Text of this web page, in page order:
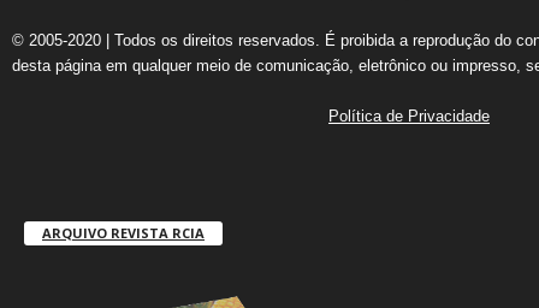
© 2005-2020 | Todos os direitos reservados. É proibida a reprodução do
desta página em qualquer meio de comunicação, eletrônico ou impresso,
Política de Privacidade
ARQUIVO REVISTA RCIA